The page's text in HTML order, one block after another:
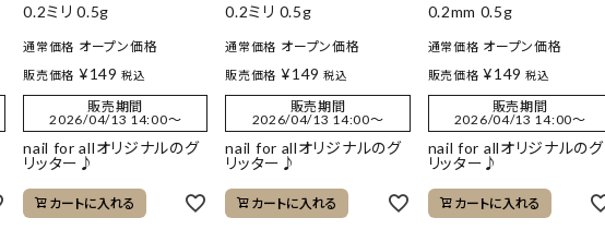
0.2ミリ 0.5g
通常価格 オープン価格
販売価格 ¥149 税込
販売期間
2026/04/13 14:00〜
nail for allオリジナルのグ
リッター♪
カートに入れる
0.2ミリ 0.5g
通常価格 オープン価格
販売価格 ¥149 税込
販売期間
2026/04/13 14:00〜
nail for allオリジナルのグ
リッター♪
カートに入れる
0.2mm 0.5g
通常価格 オープン価格
販売価格 ¥149 税込
販売期間
2026/04/13 14:00〜
nail for allオリジナルのグ
リッター♪
カートに入れる